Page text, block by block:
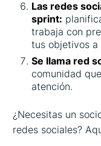
Las redes
sprint:
trabaja con
tus objetivos a
Se llama red
comunidad
atención.
¿Necesitas un
redes sociales?